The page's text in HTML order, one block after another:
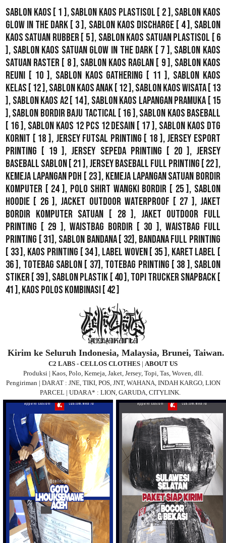
Sablon Kaos [ 1 ],Sablon Kaos Plastisol [ 2 ],Sablon Kaos
Glow In The Dark [ 3 ], Sablon Kaos Discharge[ 4 ], Sablon
Kaos Satuan Rubber[ 5 ], Sablon Kaos Satuan Plastisol [ 6
], Sablon Kaos Satuan Glow In The Dark [ 7 ], Sablon Kaos
Satuan Raster [ 8 ], Sablon Kaos Raglan [ 9 ], Sablon Kaos
Reuni [ 10 ], Sablon Kaos Gathering [ 11 ], Sablon Kaos
Kelas [ 12 ],Sablon Kaos Anak [ 12 ],Sablon Kaos Wisata [ 13
], Sablon Kaos A2[ 14 ], Sablon Kaos Lapangan Pramuka [ 15
],Sablon Bordir Baju Tactical [ 16 ],Sablon Kaos Baseball
[ 16 ], Sablon Kaos 12 Pcs 12 Desain [ 17 ], Sablon Kaos DTG
Kornit [ 18 ], Jersey Futsal Printing [ 18 ],Jersey Esport
Printing [ 19 ], Jersey Sepeda Printing [ 20 ], Jersey
Baseball Sablon [ 21 ],Jersey Baseball Full Printing [ 22 ],
Kemeja Lapangan PDH [ 23 ], Kemeja Lapangan Satuan Bordir
Komputer [ 24 ], Polo Shirt Wangki Bordir [ 25 ], Sablon
Hoodie [ 26 ],Jacket Outdoor WaterProof [ 27 ], Jaket
Bordir Komputer Satuan [ 28 ], Jaket Outdoor Full
Printing [ 29 ], Waistbag Bordir [ 30 ], Waistbag Full
Printing [ 31], Sablon Bandana[ 32], Bandana Full Printing
[ 33 ], Kaos Printing [ 34 ], Label Woven[ 35 ], Karet Label [
36 ], Totebag Sablon [ 37], Totebag Printing [ 38 ], Sablon
Stiker [ 39 ],Sablon Plastik [ 40 ],Topi Trucker Snapback[
41 ],Kaos Polos Kombinasi [ 42 ]
Kirim ke Seluruh Indonesia, Malaysia, Brunei, Taiwan.
C2 LABS - CELLOS CLOTHES | ABOUT US
Produksi | Kaos, Polo, Kemeja, Jaket, Jersey, Topi, Tas, Woven, dll.
Pengiriman | DARAT : JNE, TIKI, POS, JNT, WAHANA, INDAH KARGO, LION
PARCEL | UDARA* : LION, GARUDA, CITYLINK.